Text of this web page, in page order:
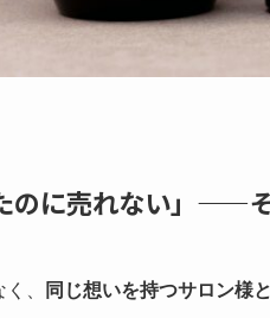
のに売れない」——
、 同じ想いを持つサロン様